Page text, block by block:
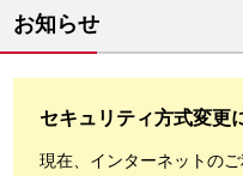
お知らせ
セキュリティ方式変更
現在、インターネットの